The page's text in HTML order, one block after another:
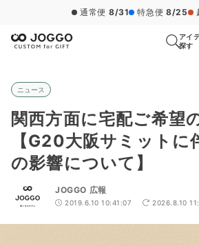
通常便 8/31 特急便 8/25
アイ
探す
ニュース
関西方面に宅配ご希望
【G20大阪サミットに
の影響について】
JOGGO 広報
2019.6.10 10:41:07 2026.8.10